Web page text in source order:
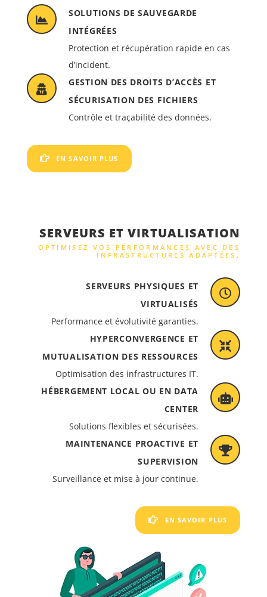
SOLUTIONS DE SAUVEGARDE
INTÉGRÉES
Protection et récupération rapide en cas
d’incident.
GESTION DES DROITS D’ACCÈS ET
SÉCURISATION DES FICHIERS
Contrôle et traçabilité des données.
EN SAVOIR PLUS
SERVEURS ET VIRTUALISATION
OPTIMISEZ VOS PERFORMANCES AVEC DES
INFRASTRUCTURES ADAPTÉES.
SERVEURS PHYSIQUES ET
VIRTUALISÉS
Performance et évolutivité garanties.
HYPERCONVERGENCE ET
MUTUALISATION DES RESSOURCES
Optimisation des infrastructures IT.
HÉBERGEMENT LOCAL OU EN DATA
CENTER
Solutions flexibles et sécurisées.
MAINTENANCE PROACTIVE ET
SUPERVISION
Surveillance et mise à jour continue.
EN SAVOIR PLUS